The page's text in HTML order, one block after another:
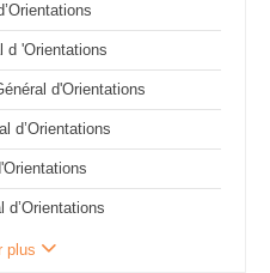
d 'Orientations
d'Orientations
d’Orientations
d’Orientations
plus